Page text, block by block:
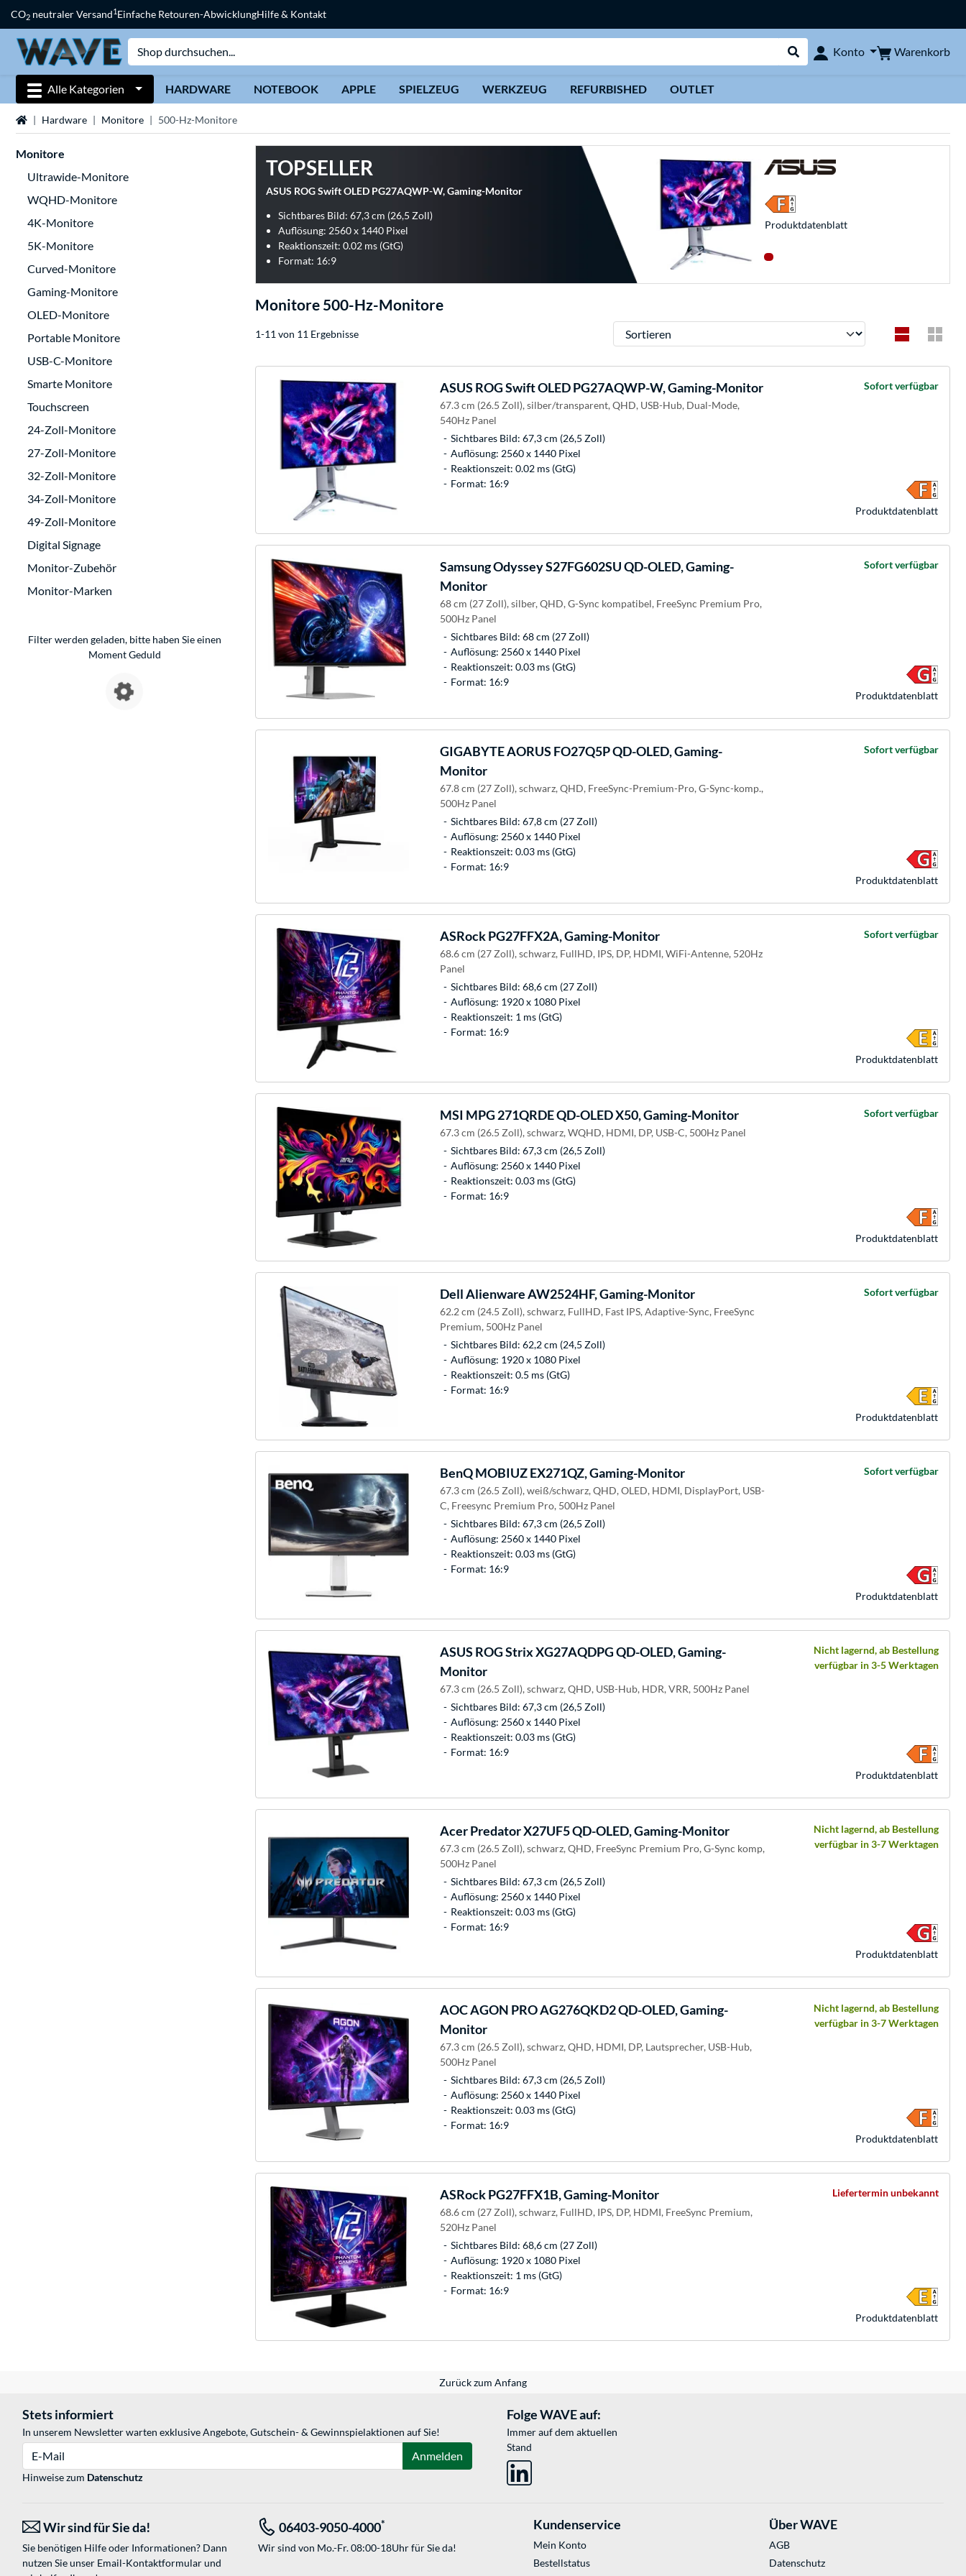
CO2 neutraler Versand1Einfache Retouren-AbwicklungHilfe & Kontakt
Suche durchführen
Konto Warenkorb
Alle Kategorien HARDWARE NOTEBOOK APPLE SPIELZEUG WERKZEUG REFURBISHED OUTLET
StartseiteHardware Monitore 500-Hz-Monitore
Monitore
Ultrawide-Monitore
WQHD-Monitore
4K-Monitore
5K-Monitore
Curved-Monitore
Gaming-Monitore
OLED-Monitore
Portable Monitore
USB-C-Monitore
Smarte Monitore
Touchscreen
24-Zoll-Monitore
27-Zoll-Monitore
32-Zoll-Monitore
34-Zoll-Monitore
49-Zoll-Monitore
Digital Signage
Monitor-Zubehör
Monitor-Marken
Filter werden geladen, bitte haben Sie einen
Moment Geduld
TOPSELLER
ASUS ROG Swift OLED PG27AQWP-W, Gaming-Monitor
Sichtbares Bild: 67,3 cm (26,5 Zoll)
Auflösung: 2560 x 1440 Pixel
Reaktionszeit: 0.02 ms (GtG)
Format: 16:9
Produkt­datenblatt
Monitore 500-Hz-Monitore
1-11 von 11 Ergebnisse Sortieren
ASUS ROG Swift OLED PG27AQWP-W, Gaming-Monitor
67.3 cm (26.5 Zoll), silber/transparent, QHD, USB-Hub, Dual-Mode,
540Hz Panel
Sichtbares Bild: 67,3 cm (26,5 Zoll)
Auflösung: 2560 x 1440 Pixel
Reaktionszeit: 0.02 ms (GtG)
Format: 16:9
Sofort verfügbar
Produkt­datenblatt
SamsungOdyssey S27FG602SU QD-OLED, Gaming-
Monitor
68 cm (27 Zoll), silber, QHD, G-Sync kompatibel, FreeSync Premium Pro,
500Hz Panel
Sichtbares Bild: 68 cm (27 Zoll)
Auflösung: 2560 x 1440 Pixel
Reaktionszeit: 0.03 ms (GtG)
Format: 16:9
Sofort verfügbar
Produkt­datenblatt
GIGABYTEAORUS FO27Q5P QD-OLED, Gaming-
Monitor
67.8 cm (27 Zoll), schwarz, QHD, FreeSync-Premium-Pro, G-Sync-komp.,
500Hz Panel
Sichtbares Bild: 67,8 cm (27 Zoll)
Auflösung: 2560 x 1440 Pixel
Reaktionszeit: 0.03 ms (GtG)
Format: 16:9
Sofort verfügbar
Produkt­datenblatt
ASRockPG27FFX2A, Gaming-Monitor
68.6 cm (27 Zoll), schwarz, FullHD, IPS, DP, HDMI, WiFi-Antenne, 520Hz
Panel
Sichtbares Bild: 68,6 cm (27 Zoll)
Auflösung: 1920 x 1080 Pixel
Reaktionszeit: 1 ms (GtG)
Format: 16:9
Sofort verfügbar
Produkt­datenblatt
MSI MPG 271QRDE QD-OLED X50, Gaming-Monitor
67.3 cm (26.5 Zoll), schwarz, WQHD, HDMI, DP, USB-C, 500Hz Panel
Sichtbares Bild: 67,3 cm (26,5 Zoll)
Auflösung: 2560 x 1440 Pixel
Reaktionszeit: 0.03 ms (GtG)
Format: 16:9
Sofort verfügbar
Produkt­datenblatt
DellAlienware AW2524HF, Gaming-Monitor
62.2 cm (24.5 Zoll), schwarz, FullHD, Fast IPS, Adaptive-Sync, FreeSync
Premium, 500Hz Panel
Sichtbares Bild: 62,2 cm (24,5 Zoll)
Auflösung: 1920 x 1080 Pixel
Reaktionszeit: 0.5 ms (GtG)
Format: 16:9
Sofort verfügbar
Produkt­datenblatt
BenQMOBIUZ EX271QZ, Gaming-Monitor
67.3 cm (26.5 Zoll), weiß/schwarz, QHD, OLED, HDMI, DisplayPort, USB-
C, Freesync Premium Pro, 500Hz Panel
Sichtbares Bild: 67,3 cm (26,5 Zoll)
Auflösung: 2560 x 1440 Pixel
Reaktionszeit: 0.03 ms (GtG)
Format: 16:9
Sofort verfügbar
Produkt­datenblatt
ASUS ROG Strix XG27AQDPG QD-OLED, Gaming-
Monitor
67.3 cm (26.5 Zoll), schwarz, QHD, USB-Hub, HDR, VRR, 500Hz Panel
Sichtbares Bild: 67,3 cm (26,5 Zoll)
Auflösung: 2560 x 1440 Pixel
Reaktionszeit: 0.03 ms (GtG)
Format: 16:9
Nicht lagernd, ab Bestellung
verfügbar in 3-5 Werktagen
Produkt­datenblatt
AcerPredator X27UF5 QD-OLED, Gaming-Monitor
67.3 cm (26.5 Zoll), schwarz, QHD, FreeSync Premium Pro, G-Sync komp,
500Hz Panel
Sichtbares Bild: 67,3 cm (26,5 Zoll)
Auflösung: 2560 x 1440 Pixel
Reaktionszeit: 0.03 ms (GtG)
Format: 16:9
Nicht lagernd, ab Bestellung
verfügbar in 3-7 Werktagen
Produkt­datenblatt
AOCAGON PRO AG276QKD2 QD-OLED, Gaming-
Monitor
67.3 cm (26.5 Zoll), schwarz, QHD, HDMI, DP, Lautsprecher, USB-Hub,
500Hz Panel
Sichtbares Bild: 67,3 cm (26,5 Zoll)
Auflösung: 2560 x 1440 Pixel
Reaktionszeit: 0.03 ms (GtG)
Format: 16:9
Nicht lagernd, ab Bestellung
verfügbar in 3-7 Werktagen
Produkt­datenblatt
ASRockPG27FFX1B, Gaming-Monitor
68.6 cm (27 Zoll), schwarz, FullHD, IPS, DP, HDMI, FreeSync Premium,
520Hz Panel
Sichtbares Bild: 68,6 cm (27 Zoll)
Auflösung: 1920 x 1080 Pixel
Reaktionszeit: 1 ms (GtG)
Format: 16:9
Liefertermin unbekannt
Produkt­datenblatt
Zurück zum Anfang
Stets informiert
In unserem Newsletter warten exklusive Angebote, Gutschein- & Gewinnspielaktionen auf Sie!
Anmelden
Hinweise zum Datenschutz
Folge WAVE auf:
Immer auf dem aktuellen
Stand
Wir sind für Sie da!
Sie benötigen Hilfe oder Informationen? Dann
nutzen Sie unser Email-Kontaktformularund
06403-9050-4000*
Wir sind von Mo.-Fr. 08:00-18Uhr für Sie da!
Kundenservice
Mein Konto
Bestellstatus
Über WAVE
AGB
Datenschutz